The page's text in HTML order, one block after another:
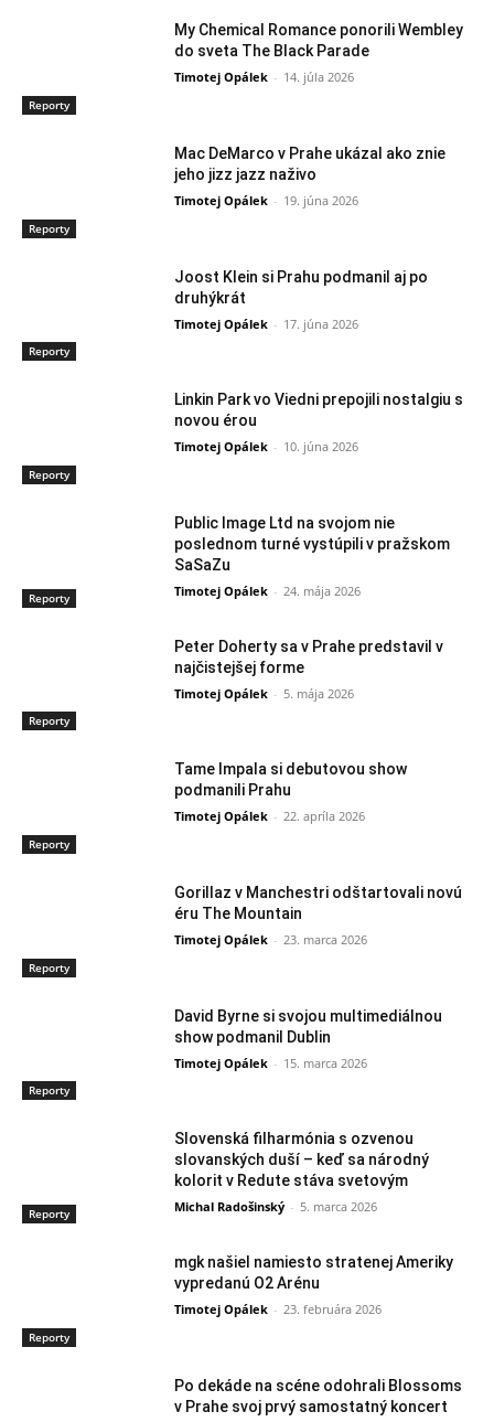
Reporty
My Chemical Romance ponorili Wembley
do sveta The Black Parade
Timotej Opálek - 14. júla 2026
Reporty
Mac DeMarco v Prahe ukázal ako znie
jeho jizz jazz naživo
Timotej Opálek - 19. júna 2026
Reporty
Joost Klein si Prahu podmanil aj po
druhýkrát
Timotej Opálek - 17. júna 2026
Reporty
Linkin Park vo Viedni prepojili nostalgiu s
novou érou
Timotej Opálek - 10. júna 2026
Reporty
Public Image Ltd na svojom nie
poslednom turné vystúpili v pražskom
SaSaZu
Timotej Opálek - 24. mája 2026
Reporty
Peter Doherty sa v Prahe predstavil v
najčistejšej forme
Timotej Opálek - 5. mája 2026
Reporty
Tame Impala si debutovou show
podmanili Prahu
Timotej Opálek - 22. apríla 2026
Reporty
Gorillaz v Manchestri odštartovali novú
éru The Mountain
Timotej Opálek - 23. marca 2026
Reporty
David Byrne si svojou multimediálnou
show podmanil Dublin
Timotej Opálek - 15. marca 2026
Reporty
Slovenská filharmónia s ozvenou
slovanských duší – keď sa národný
kolorit v Redute stáva svetovým
Michal Radošinský - 5. marca 2026
Reporty
mgk našiel namiesto stratenej Ameriky
vypredanú O2 Arénu
Timotej Opálek - 23. februára 2026
Po dekáde na scéne odohrali Blossoms
v Prahe svoj prvý samostatný koncert